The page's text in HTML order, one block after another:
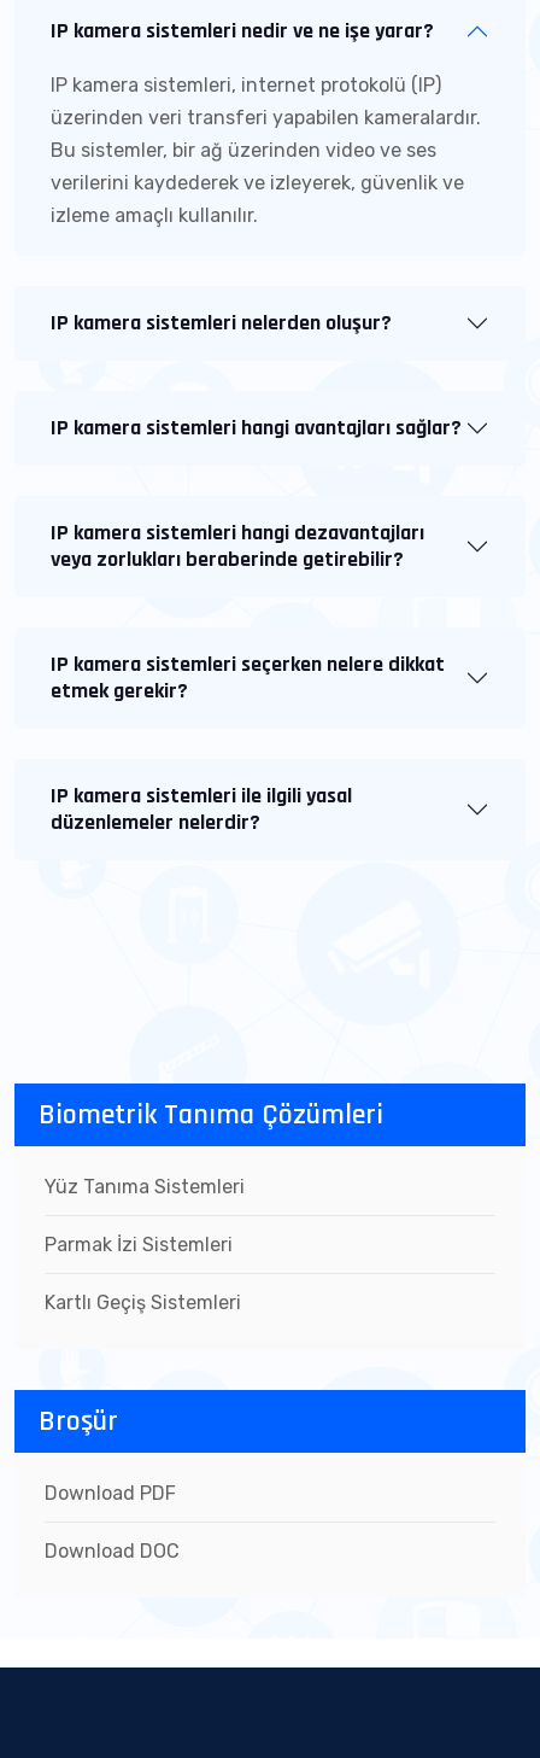
IP kamera sistemleri nedir ve ne işe yarar?
IP kamera sistemleri, internet protokolü (IP)
üzerinden veri transferi yapabilen kameralardır.
Bu sistemler, bir ağ üzerinden video ve ses
verilerini kaydederek ve izleyerek, güvenlik ve
izleme amaçlı kullanılır.
IP kamera sistemleri nelerden oluşur?
IP kamera sistemleri hangi avantajları sağlar?
IP kamera sistemleri hangi dezavantajları
veya zorlukları beraberinde getirebilir?
IP kamera sistemleri seçerken nelere dikkat
etmek gerekir?
IP kamera sistemleri ile ilgili yasal
düzenlemeler nelerdir?
Biometrik Tanıma Çözümleri
Yüz Tanıma Sistemleri
Parmak İzi Sistemleri
Kartlı Geçiş Sistemleri
Broşür
Download PDF
Download DOC